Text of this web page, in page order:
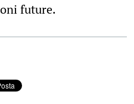
future.